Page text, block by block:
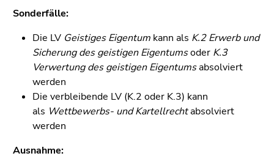
Sonderfälle:
Die LV Geistiges Eigentum kann als K.2 Erwerb und
Sicherung des geistigen Eigentumsoder K.3
Verwertung des geistigen Eigentumsabsolviert
werden
Die verbleibende LV (K.2 oder K.3) kann
als Wettbewerbs- und Kartellrechtabsolviert
werden
Ausnahme: